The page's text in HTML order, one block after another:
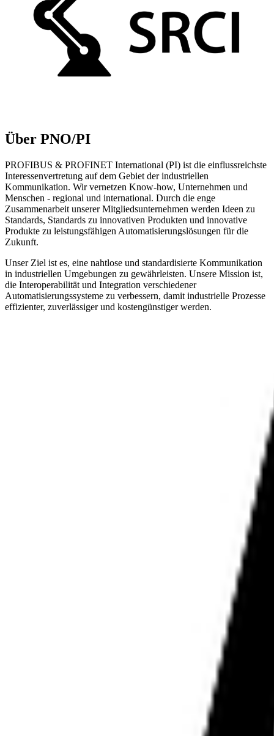
Über PNO/PI
PROFIBUS & PROFINET International (PI) ist die einflussreichste
Interessenvertretung auf dem Gebiet der industriellen
Kommunikation. Wir vernetzen Know-how, Unternehmen und
Menschen - regional und international. Durch die enge
Zusammenarbeit unserer Mitgliedsunternehmen werden Ideen zu
Standards, Standards zu innovativen Produkten und innovative
Produkte zu leistungsfähigen Automatisierungslösungen für die
Zukunft.
Unser Ziel ist es, eine nahtlose und standardisierte Kommunikation
in industriellen Umgebungen zu gewährleisten. Unsere Mission ist,
die Interoperabilität und Integration verschiedener
Automatisierungssysteme zu verbessern, damit industrielle Prozesse
effizienter, zuverlässiger und kostengünstiger werden.